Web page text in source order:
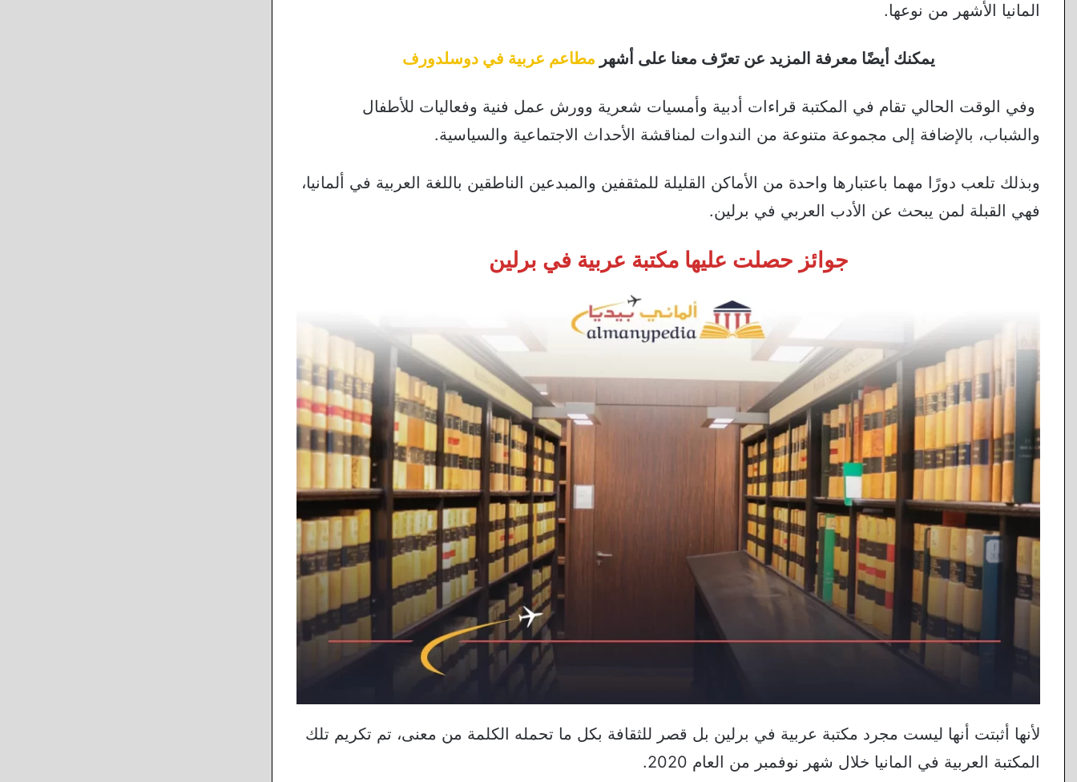
المانيا الأشهر من نوعها.
يمكنك أيضًا معرفة المزيد عن تعرّف معنا على أشهر مطاعم عربية في دوسلدورف
وفي الوقت الحالي تقام في المكتبة قراءات أدبية وأمسيات شعرية وورش عمل فنية وفعاليات للأطفال
والشباب، بالإضافة إلى مجموعة متنوعة من الندوات لمناقشة الأحداث الاجتماعية والسياسية.
وبذلك تلعب دورًا مهما باعتبارها واحدة من الأماكن القليلة للمثقفين والمبدعين الناطقين باللغة العربية في ألمانيا،
فهي القبلة لمن يبحث عن الأدب العربي في برلين.
جوائز حصلت عليها مكتبة عربية في برلين
لأنها أثبتت أنها ليست مجرد مكتبة عربية في برلين بل قصر للثقافة بكل ما تحمله الكلمة من معنى، تم تكريم تلك
المكتبة العربية في المانيا خلال شهر نوفمبر من العام 2020.